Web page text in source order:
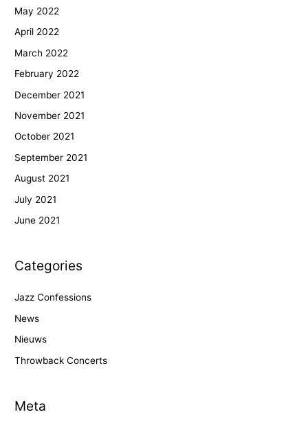
May 2022
April 2022
March 2022
February 2022
December 2021
November 2021
October 2021
September 2021
August 2021
July 2021
June 2021
Categories
Jazz Confessions
News
Nieuws
Throwback Concerts
Meta